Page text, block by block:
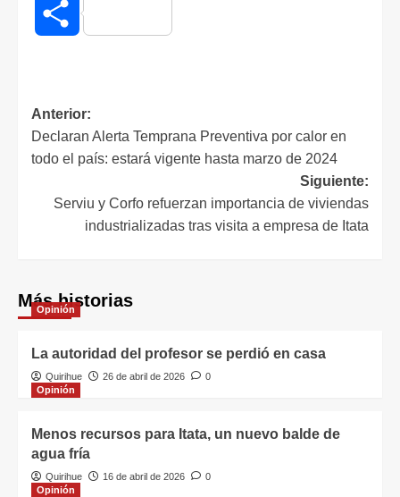
Compartir
Anterior:
Declaran Alerta Temprana Preventiva por calor en
todo el país: estará vigente hasta marzo de 2024
Siguiente:
Serviu y Corfo refuerzan importancia de viviendas
industrializadas tras visita a empresa de Itata
Más historias
Opinión
La autoridad del profesor se perdió en casa
Quirihue 26 de abril de 2026
0
Opinión
Menos recursos para Itata, un nuevo balde de
agua fría
Quirihue 16 de abril de 2026
0
Opinión